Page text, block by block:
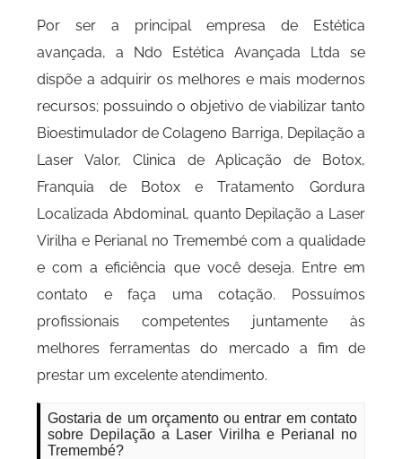
Por ser a principal empresa de Estética
avançada, a Ndo Estética Avançada Ltda se
dispõe a adquirir os melhores e mais modernos
recursos; possuindo o objetivo de viabilizar tanto
Bioestimulador de Colageno Barriga, Depilação a
Laser Valor, Clinica de Aplicação de Botox,
Franquia de Botox e Tratamento Gordura
Localizada Abdominal, quanto Depilação a Laser
Virilha e Perianal no Tremembé com a qualidade
e com a eficiência que você deseja. Entre em
contato e faça uma cotação. Possuímos
profissionais competentes juntamente às
melhores ferramentas do mercado a fim de
prestar um excelente atendimento.
Gostaria de um orçamento ou entrar em contato
sobre Depilação a Laser Virilha e Perianal no
Tremembé?